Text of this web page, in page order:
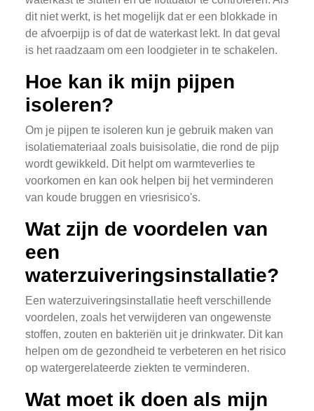
dit niet werkt, is het mogelijk dat er een blokkade in
de afvoerpijp is of dat de waterkast lekt. In dat geval
is het raadzaam om een loodgieter in te schakelen.
Hoe kan ik mijn pijpen
isoleren?
Om je pijpen te isoleren kun je gebruik maken van
isolatiemateriaal zoals buisisolatie, die rond de pijp
wordt gewikkeld. Dit helpt om warmteverlies te
voorkomen en kan ook helpen bij het verminderen
van koude bruggen en vriesrisico's.
Wat zijn de voordelen van
een
waterzuiveringsinstallatie?
Een waterzuiveringsinstallatie heeft verschillende
voordelen, zoals het verwijderen van ongewenste
stoffen, zouten en bakteriën uit je drinkwater. Dit kan
helpen om de gezondheid te verbeteren en het risico
op watergerelateerde ziekten te verminderen.
Wat moet ik doen als mijn